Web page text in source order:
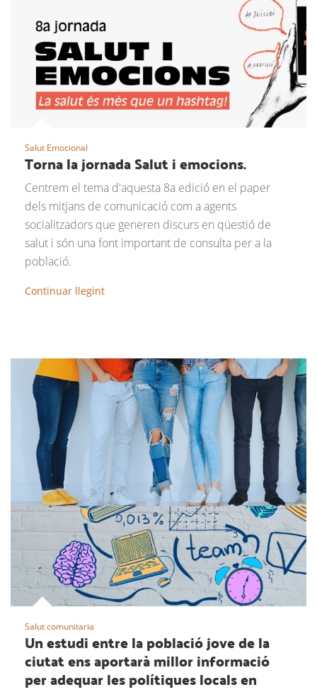
Salut Emocional
Torna la jornada Salut i emocions.
Centrem el tema d'aquesta 8a edició en el paper
dels mitjans de comunicació com a agents
socialitzadors que generen discurs en qüestió de
salut i són una font important de consulta per a la
població.
Continuar llegint
Salut comunitaria
Un estudi entre la població jove de la
ciutat ens aportarà millor informació
per adequar les polítiques locals en